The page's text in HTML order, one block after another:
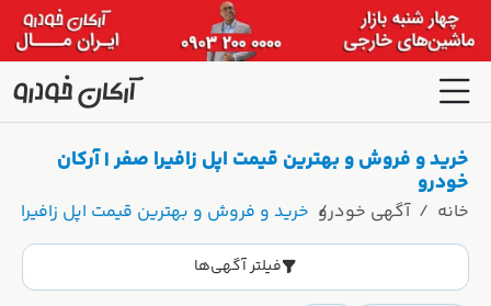
خرید و فروش و بهترین قیمت اپل زافیرا صفر | آرکان
خودرو
خانه آگهی خودرو خرید و فروش و بهترین قیمت اپل زافیرا
فیلتر آگهی‌ها